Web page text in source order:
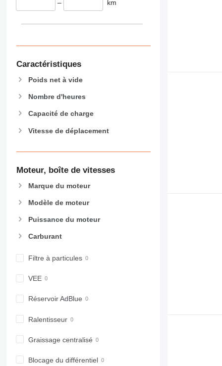
914
918
926
928
938
955
962
966
972
982
990
AP
CS
E-series
– km
Caractéristiques
Poids net à vide
Nombre d'heures
Capacité de charge
Vitesse de déplacement
Moteur, boîte de vitesses
Marque du moteur
Modèle de moteur
Puissance du moteur
Carburant
Filtre à particules
VEE
Réservoir AdBlue
Ralentisseur
Graissage centralisé
Blocage du différentiel